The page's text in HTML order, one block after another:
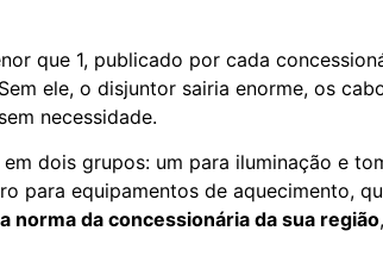
que 1, publicado por cada
ele, o disjuntor sairia enorme, os
necessidade.
dois grupos: um para iluminação e
para equipamentos de aquecimento,
norma da concessionária da sua região